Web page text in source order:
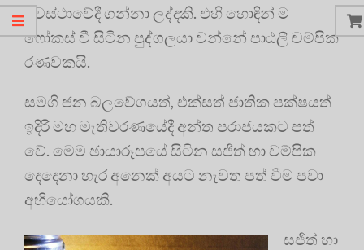
අවස්ථාවේදී ගන්නා ලද්දකි. එහි හොඳින් ම
ෆෝකස් වී සිටින පුද්ගලයා වන්නේ පාඨලී චම්පික
රණවකයි.
සමගි ජන බලවේගයත්, එක්සත් ජාතික පක්ෂයත්
ඉදිරි මහ මැතිවරණයේදී අන්ත පරාජයකට පත්
වේ. මෙම ඡායාරූපයේ සිටින සජිත් හා චම්පික
දෙදෙනා හැර අනෙක් අයට නැවත පත් වීම පවා
අභියෝගයකි.
සජිත් හා